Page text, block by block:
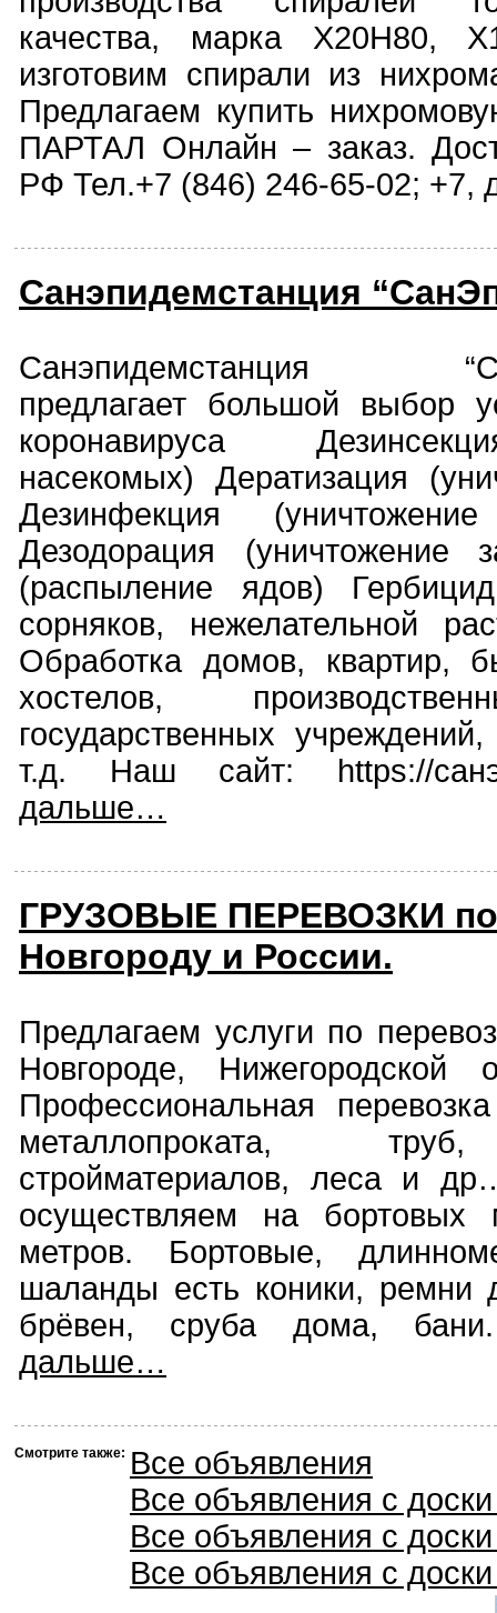
качества, марка Х20Н80,
изготовим спирали из
Предлагаем купить
ПАРТАЛ Онлайн – заказ.
РФ Тел.+7 (846) 246-65-02; +7,
Санэпидемстанция
Санэпидемстанция
предлагает большой выбор
коронавируса
насекомых) Дератизация
Дезинфекция (уничтожение
Дезодорация (уничтожение
(распыление ядов)
сорняков, нежелательной
Обработка домов, квартир,
хостелов,
государственных
т.д. Наш сайт: https://
дальше…
ГРУЗОВЫЕ ПЕРЕВОЗКИ
Новгороду и России.
Предлагаем услуги по
Новгороде, Нижегородской
Профессиональная
металлопроката,
стройматериалов, леса и
осуществляем на
метров. Бортовые,
шаланды есть коники, ремни
брёвен, сруба дома,
дальше…
Смотрите также: Все объявления
Все объявления с
Все объявления с
Все объявления с